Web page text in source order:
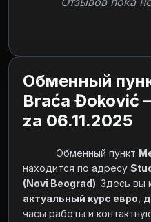
Обменный
Braća Đoković
za 06.11.2025
            Обменный пункт
находится по адресу
(Novi Beograd)
актуальный курс евро